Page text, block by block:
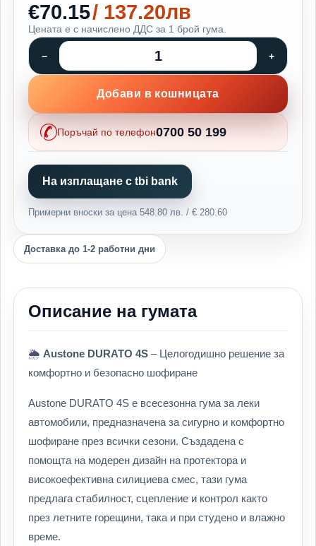
€70.15/ 137.20лв
Цената е с начислено ДДС за 1 брой гума.
Добави в кошницата
Поръчай по телефон0700 50 199
На изплащане с tbi bank
Примерни вноски за цена 548.80 лв. / € 280.60
Доставка до 1-2 работни дни
Описание на гумата
🌦️ Austone DURATO 4S – Целогодишно решение за
комфортно и безопасно шофиране
Austone DURATO 4S е всесезонна гума за леки
автомобили, предназначена за сигурно и комфортно
шофиране през всички сезони. Създадена с
помощта на модерен дизайн на протектора и
високоефективна силициева смес, тази гума
предлага стабилност, сцепление и контрол както
през летните горещини, така и при студено и влажно
време.